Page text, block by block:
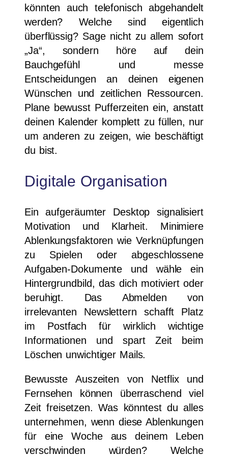
könnten auch telefonisch abgehandelt
werden? Welche sind eigentlich
überflüssig? Sage nicht zu allem sofort
„Ja“, sondern höre auf dein
Bauchgefühl und messe
Entscheidungen an deinen eigenen
Wünschen und zeitlichen Ressourcen.
Plane bewusst Pufferzeiten ein, anstatt
deinen Kalender komplett zu füllen, nur
um anderen zu zeigen, wie beschäftigt
du bist.
Digitale Organisation
Ein aufgeräumter Desktop signalisiert
Motivation und Klarheit. Minimiere
Ablenkungsfaktoren wie Verknüpfungen
zu Spielen oder abgeschlossene
Aufgaben-Dokumente und wähle ein
Hintergrundbild, das dich motiviert oder
beruhigt. Das Abmelden von
irrelevanten Newslettern schafft Platz
im Postfach für wirklich wichtige
Informationen und spart Zeit beim
Löschen unwichtiger Mails.
Bewusste Auszeiten von Netflix und
Fernsehen können überraschend viel
Zeit freisetzen. Was könntest du alles
unternehmen, wenn diese Ablenkungen
für eine Woche aus deinem Leben
verschwinden würden? Welche